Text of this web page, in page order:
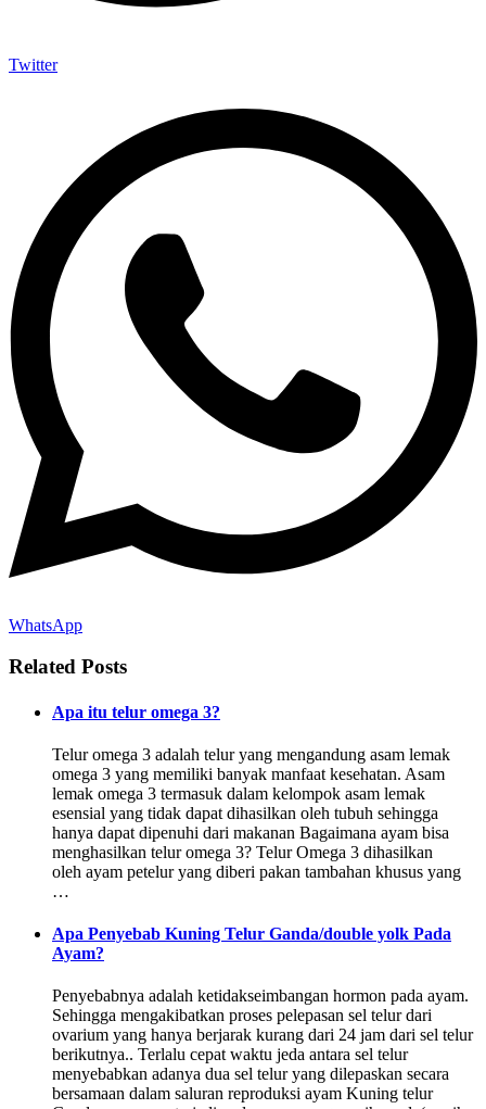
Twitter
WhatsApp
Related Posts
Apa itu telur omega 3?
Telur omega 3 adalah telur yang mengandung asam lemak
omega 3 yang memiliki banyak manfaat kesehatan. Asam
lemak omega 3 termasuk dalam kelompok asam lemak
esensial yang tidak dapat dihasilkan oleh tubuh sehingga
hanya dapat dipenuhi dari makanan Bagaimana ayam bisa
menghasilkan telur omega 3? Telur Omega 3 dihasilkan
oleh ayam petelur yang diberi pakan tambahan khusus yang
…
Apa Penyebab Kuning Telur Ganda/double yolk Pada
Ayam?
Penyebabnya adalah ketidakseimbangan hormon pada ayam.
Sehingga mengakibatkan proses pelepasan sel telur dari
ovarium yang hanya berjarak kurang dari 24 jam dari sel telur
berikutnya.. Terlalu cepat waktu jeda antara sel telur
menyebabkan adanya dua sel telur yang dilepaskan secara
bersamaan dalam saluran reproduksi ayam Kuning telur